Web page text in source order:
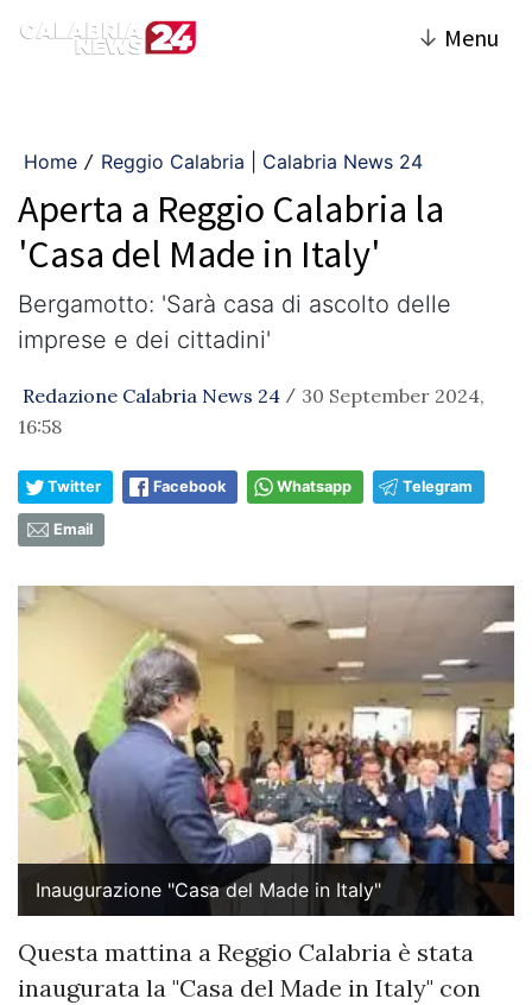
↓ Menu
Home / Reggio Calabria | Calabria News 24
Aperta a Reggio Calabria la
'Casa del Made in Italy'
Bergamotto: 'Sarà casa di ascolto delle
imprese e dei cittadini'
Redazione Calabria News 24 / 30 September 2024,
16:58
Twitter Facebook Whatsapp Telegram
Email
Inaugurazione "Casa del Made in Italy"
Questa mattina a Reggio Calabria è stata
inaugurata la "Casa del Made in Italy" con